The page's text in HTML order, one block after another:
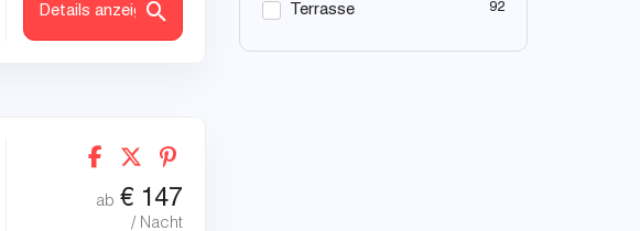
Details anzeigen
ab € 147
/ Nacht
Terrasse 92